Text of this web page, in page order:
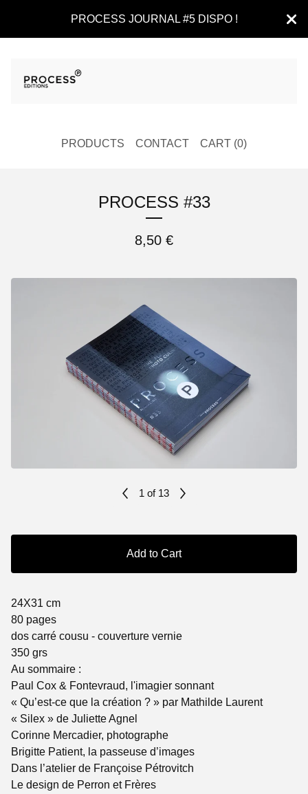
PROCESS JOURNAL #5 DISPO !
PRODUCTS CONTACT CART (0)
PROCESS #33
8,50 €
Add to Cart
24X31 cm
80 pages
dos carré cousu - couverture vernie
350 grs
Au sommaire :
Paul Cox & Fontevraud, l'imagier sonnant
« Qu’est-ce que la création ? » par Mathilde Laurent
« Silex » de Juliette Agnel
Corinne Mercadier, photographe
Brigitte Patient, la passeuse d’images
Dans l’atelier de Françoise Pétrovitch
Le design de Perron et Frères
1 of 13